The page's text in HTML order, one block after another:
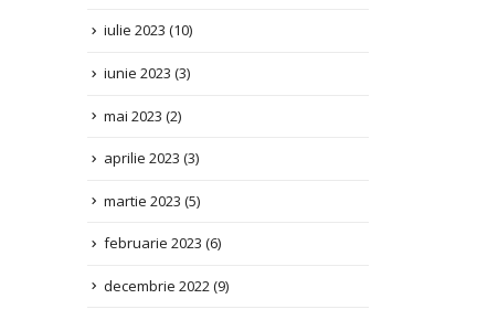
iunie 2023(3)
mai 2023(2)
aprilie 2023(3)
martie 2023 (5)
februarie 2023
decembrie 2022(9)
octombrie 2022(1)